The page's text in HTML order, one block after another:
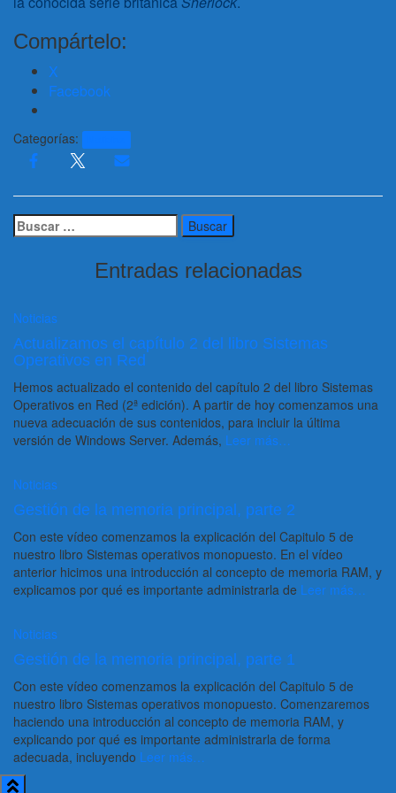
Compártelo:
X
Facebook
Categorías:
Buscar:
Entradas relacionadas
Noticias
Actualizamos el capítulo 2 del libro Sistemas
Operativos en Red
Hemos actualizado el contenido del capítulo 2 del libro Sistemas
Operativos en Red (2ª edición). A partir de hoy comenzamos una
nueva adecuación de sus contenidos, para incluir la última
versión de Windows Server. Además, Leer más…
Noticias
Gestión de la memoria principal, parte 2
Con este vídeo comenzamos la explicación del Capitulo 5 de
nuestro libro Sistemas operativos monopuesto. En el vídeo
anterior hicimos una introducción al concepto de memoria RAM, y
explicamos por qué es importante administrarla de Leer más…
Noticias
Gestión de la memoria principal, parte 1
Con este vídeo comenzamos la explicación del Capitulo 5 de
nuestro libro Sistemas operativos monopuesto. Comenzaremos
haciendo una introducción al concepto de memoria RAM, y
explicando por qué es importante administrarla de forma
adecuada, incluyendo Leer más…